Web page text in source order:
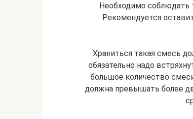
Необходимо соблюдать
Рекомендуется
Храниться такая смесь
обязательно надо
большое количество
должна превышать более